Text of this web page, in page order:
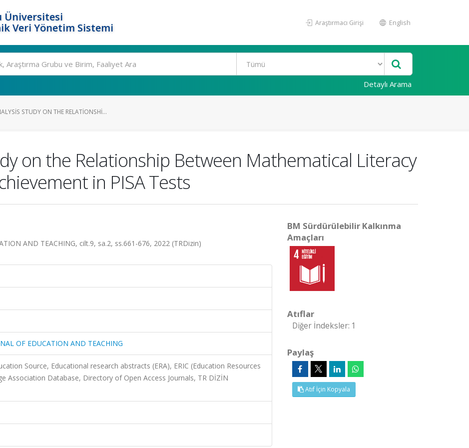
Üniversitesi
Veri Yönetim Sistemi
Araştırmacı Girişi English
Detaylı Arama
STUDY ON THE RELATIONSHI...
on the Relationship Between Mathematical Literacy
in PISA Tests
AND TEACHING, cilt.9, sa.2, ss.661-676, 2022 (TRDizin)
OF EDUCATION AND TEACHING
Source, Educational research abstracts (ERA), ERIC (Education Resources
Association Database, Directory of Open Access Journals, TR DİZİN
BM Sürdürülebilir Kalkınma
Amaçları
Atıflar
Diğer İndeksler: 1
Paylaş
Atıf İçin Kopyala